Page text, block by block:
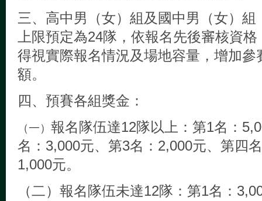
三、高中男（女）組及國中男（女）組
上限預定為24隊，依報名先後審核資
得視實際報名情況及場地容量，增加參
額。
四、預賽各組獎金：
（一） 報名隊伍達12隊以上：第1名：
名：3,000元、第3名：2,000元、第四
1,000元。
（二）報名隊伍未達12隊：第1名：